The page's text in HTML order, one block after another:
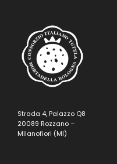
Strada 4, Palazzo Q8
20089 Rozzano –
Milanofiori (MI)